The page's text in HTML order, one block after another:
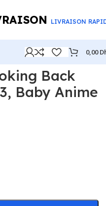
LIVRAISON
0,00
Back
Baby Anime